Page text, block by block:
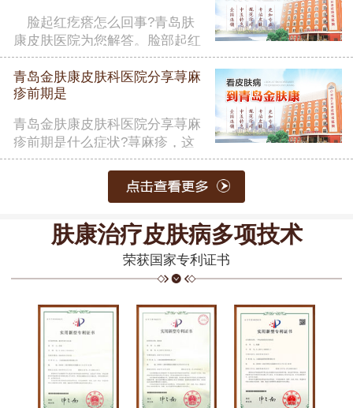
脸起红疙瘩怎么回事?青岛肤
康皮肤医院为您解答。脸部起红
疙瘩……【详细】
青岛金肤康皮肤科医院分享荨麻
疹前期是
青岛金肤康皮肤科医院分享荨麻
疹前期是什么症状?荨麻疹，这
一常……【详细】
肤康治疗皮肤病多项技术
荣获国家专利证书